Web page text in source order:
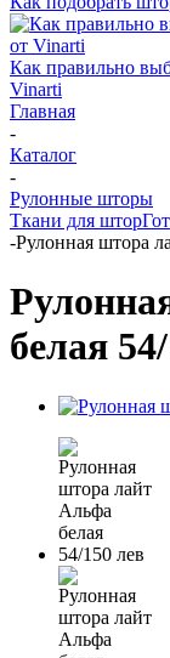
Как правильно
Vinarti
Главная
-
Каталог
-
Рулонные шторы
Ткани для штор
-Рулонная штора
белая